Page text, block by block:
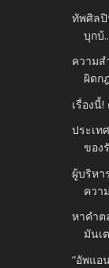
ทัพศิลปิ
บุกบ้
ความส
ผิดก
เรื่องนี้
ประเท
ของ
ผู้บริหา
ควา
หาคำต
มันเ
“อัพแอ